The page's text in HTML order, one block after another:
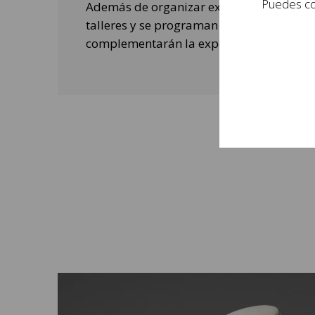
Además de organizar exposiciones, se
talleres y se programan actividades de
complementarán la experiencia de las
Puedes